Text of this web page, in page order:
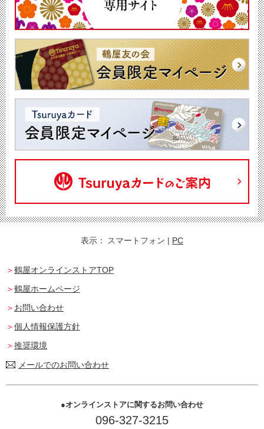
表示： スマートフォン | PC
鶴屋オンラインストアTOP
鶴屋ホームページ
お問い合わせ
個人情報保護方針
推奨環境
メールでのお問い合わせ
オンラインストアに関するお問い合わせ
096-327-3215